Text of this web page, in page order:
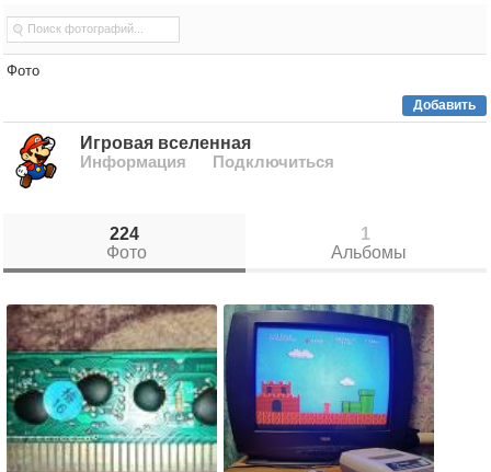
Фото
Добавить
Игровая вселенная
Информация
Подключиться
224
Фото
1
Альбомы